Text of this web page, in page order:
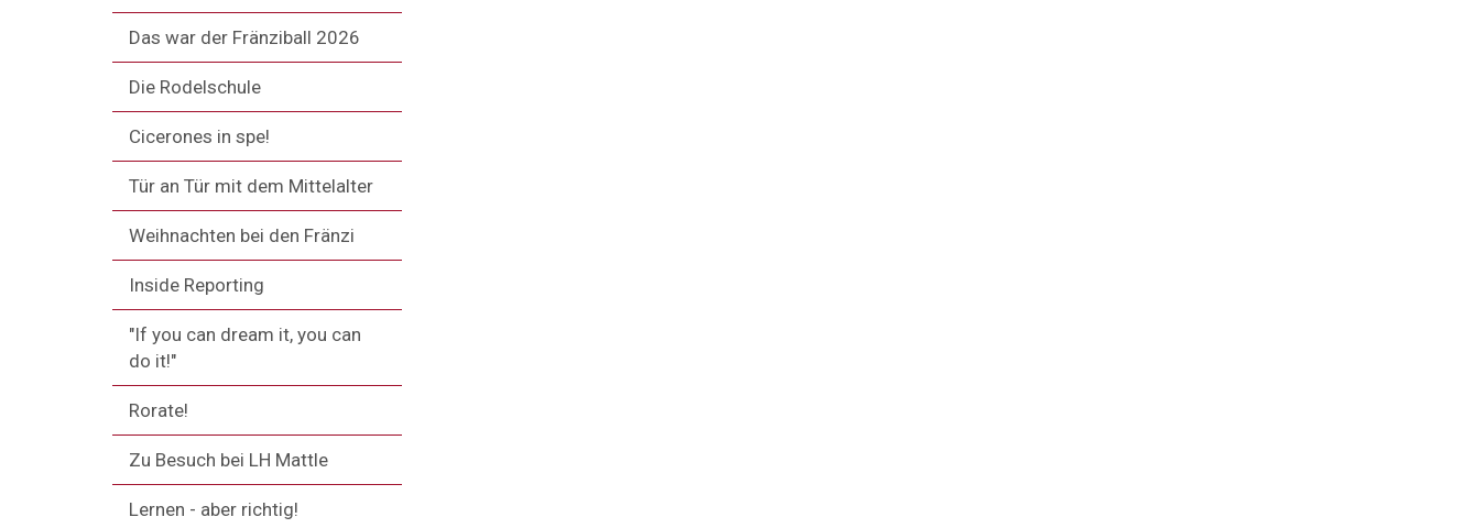
Das war der Fränziball 2026
Die Rodelschule
Cicerones in spe!
Tür an Tür mit dem Mittelalter
Weihnachten bei den Fränzi
Inside Reporting
"If you can dream it, you can
do it!"
Rorate!
Zu Besuch bei LH Mattle
Lernen - aber richtig!